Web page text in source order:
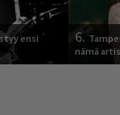
ensi
6.
nämä